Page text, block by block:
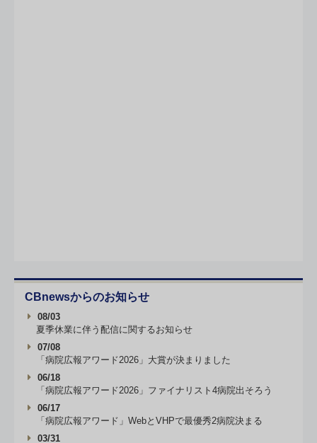
CBnewsからのお知らせ
08/03
夏季休業に伴う配信に関するお知らせ
07/08
「病院広報アワード2026」大賞が決まりました
06/18
「病院広報アワード2026」ファイナリスト4病院出そろう
06/17
「病院広報アワード」WebとVHPで最優秀2病院決まる
03/31